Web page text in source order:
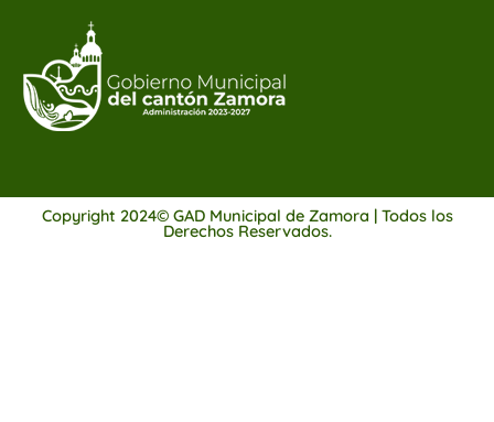
Copyright 2024© GAD Municipal de Zamora | Todos los
Derechos Reservados.